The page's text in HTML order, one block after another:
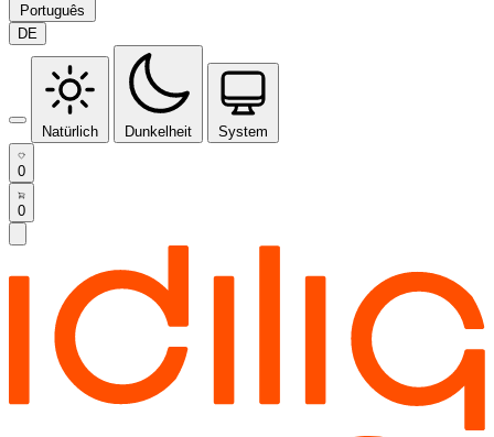
Português
DE
Natürlich Dunkelheit System
0
0